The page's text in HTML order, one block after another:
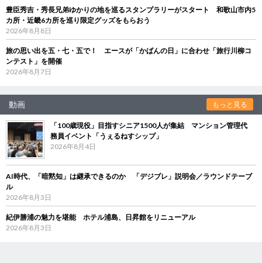
豊臣秀吉・秀長兄弟ゆかりの地を巡るスタンプラリーがスタート 和歌山市内5
カ所・近畿6カ所を巡り限定グッズをもらおう
2026年8月8日
旅の思い出を五・七・五で！ エースが「かばんの日」に合わせ「旅行川柳コ
ンテスト」を開催
2026年8月7日
動画 もっと見る
「100歳現役」目指すシニア1500人が集結 マンション管理代
務員イベント「うぇるねすシップ」
2026年8月4日
AI時代、「暗黙知」は継承できるのか 「デジブレ」説明会／ラウンドテーブ
ル
2026年8月3日
紀伊勝浦の魅力を堪能 ホテル浦島、日昇館をリニューアル
2026年8月3日